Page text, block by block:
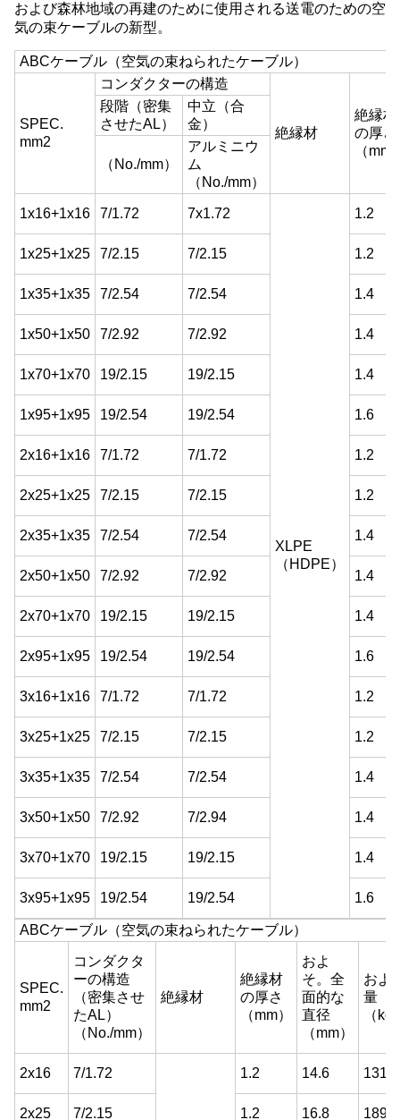
および森林地域の再建のために使用される送電のための空
気の束ケーブルの新型。
ABCケーブル（空気の束ねられたケーブル）
SPEC.
mm2
コンダクターの構造
絶縁材
絶縁材
の厚さ
（mm
段階（密集
させたAL）
中立（合
金）
（No./mm）
アルミニウ
ム
（No./mm）
1x16+1x16 7/1.72 7x1.72
XLPE
（HDPE）
1.2
1x25+1x25 7/2.15 7/2.15 1.2
1x35+1x35 7/2.54 7/2.54 1.4
1x50+1x50 7/2.92 7/2.92 1.4
1x70+1x70 19/2.15 19/2.15 1.4
1x95+1x95 19/2.54 19/2.54 1.6
2x16+1x16 7/1.72 7/1.72 1.2
2x25+1x25 7/2.15 7/2.15 1.2
2x35+1x35 7/2.54 7/2.54 1.4
2x50+1x50 7/2.92 7/2.92 1.4
2x70+1x70 19/2.15 19/2.15 1.4
2x95+1x95 19/2.54 19/2.54 1.6
3x16+1x16 7/1.72 7/1.72 1.2
3x25+1x25 7/2.15 7/2.15 1.2
3x35+1x35 7/2.54 7/2.54 1.4
3x50+1x50 7/2.92 7/2.94 1.4
3x70+1x70 19/2.15 19/2.15 1.4
3x95+1x95 19/2.54 19/2.54 1.6
ABCケーブル（空気の束ねられたケーブル）
SPEC.
mm2
コンダクタ
ーの構造
（密集させ
たAL）
（No./mm）
絶縁材
絶縁材
の厚さ
（mm）
およ
そ。全
面的な
直径
（mm）
およ
量
（
2x16 7/1.72 1.2 14.6 131.4
2x25 7/2.15 1.2 16.8 189.0